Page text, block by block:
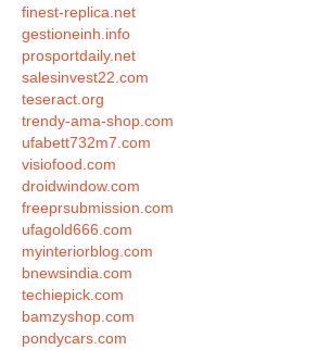
finest-replica.net
gestioneinh.info
prosportdaily.net
salesinvest22.com
teseract.org
trendy-ama-shop.com
ufabett732m7.com
visiofood.com
droidwindow.com
freeprsubmission.com
ufagold666.com
myinteriorblog.com
bnewsindia.com
techiepick.com
bamzyshop.com
pondycars.com